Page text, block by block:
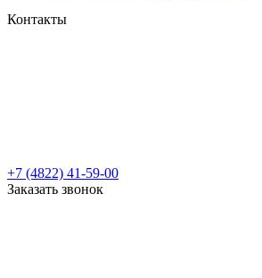
Контакты
+7 (4822) 41-59-00
Заказать звонок